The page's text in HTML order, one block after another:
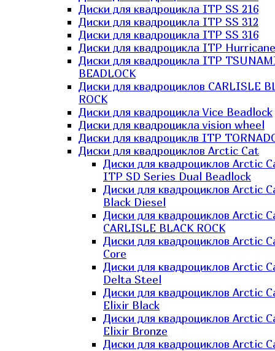
Диски для квадроцикла ITP SS 216
Диски для квадроцикла ITP SS 312
Диски для квадроцикла ITP SS 316
Диски для квадроцикла ITP Hurricane
Диски для квадроцикла ITP
BEADLOCK
Диски для квадроциклов CARLISLE
ROCK
Диски для квадроцикла Vice Beadlock
Диски для квадроцикла vision wheel
Диски для квадроциклв ITP
Диски для квадроциклов Arctic Cat
Диски для квадроциклов Arctic
ITP SD Series Dual Beadlock
Диски для квадроциклов Arctic
Black Diesel
Диски для квадроциклов Arctic
CARLISLE BLACK ROCK
Диски для квадроциклов Arctic
Core
Диски для квадроциклов Arctic
Delta Steel
Диски для квадроциклов Arctic
Elixir Black
Диски для квадроциклов Arctic
Elixir Bronze
Диски для квадроциклов Arctic